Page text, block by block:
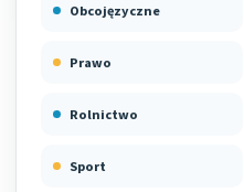
Obcojęzyczne
Prawo
Rolnictwo
Sport